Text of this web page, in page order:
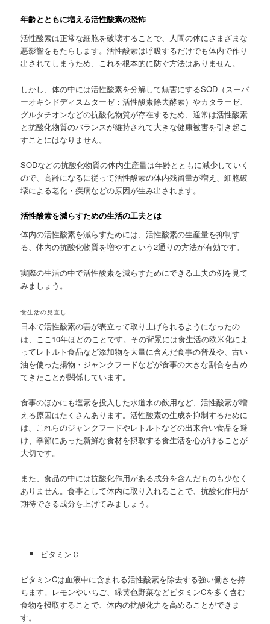
年齢とともに増える活性酸素の恐怖
活性酸素は正常な細胞を破壊することで、人間の体にさまざまな
悪影響をもたらします。活性酸素は呼吸するだけでも体内で作り
出されてしまうため、これを根本的に防ぐ方法はありません。
しかし、体の中には活性酸素を分解して無害にするSOD（スーパ
ーオキシドディスムターゼ：活性酸素除去酵素）やカタラーゼ、
グルタチオンなどの抗酸化物質が存在するため、通常は活性酸素
と抗酸化物質のバランスが維持されて大きな健康被害を引き起こ
すことにはなりません。
SODなどの抗酸化物質の体内生産量は年齢とともに減少していく
ので、高齢になるに従って活性酸素の体内残留量が増え、細胞破
壊による老化・疾病などの原因が生み出されます。
活性酸素を減らすための生活の工夫とは
体内の活性酸素を減らすためには、活性酸素の生産量を抑制す
る、体内の抗酸化物質を増やすという2通りの方法が有効です。
実際の生活の中で活性酸素を減らすためにできる工夫の例を見て
みましょう。
食生活の見直し
日本で活性酸素の害が表立って取り上げられるようになったの
は、ここ10年ほどのことです。その背景には食生活の欧米化によ
ってレトルト食品など添加物を大量に含んだ食事の普及や、古い
油を使った揚物・ジャンクフードなどが食事の大きな割合を占め
てきたことが関係しています。
食事のほかにも塩素を投入した水道水の飲用など、活性酸素が増
える原因はたくさんあります。活性酸素の生成を抑制するために
は、これらのジャンクフードやレトルトなどの出来合い食品を避
け、季節にあった新鮮な食材を摂取する食生活を心がけることが
大切です。
また、食品の中には抗酸化作用がある成分を含んだものも少なく
ありません。食事として体内に取り入れることで、抗酸化作用が
期待できる成分を上げてみましょう。
ビタミンＣ
ビタミンCは血液中に含まれる活性酸素を除去する強い働きを持
ちます。レモンやいちご、緑黄色野菜などビタミンCを多く含む
食物を摂取することで、体内の抗酸化力を高めることができま
す。